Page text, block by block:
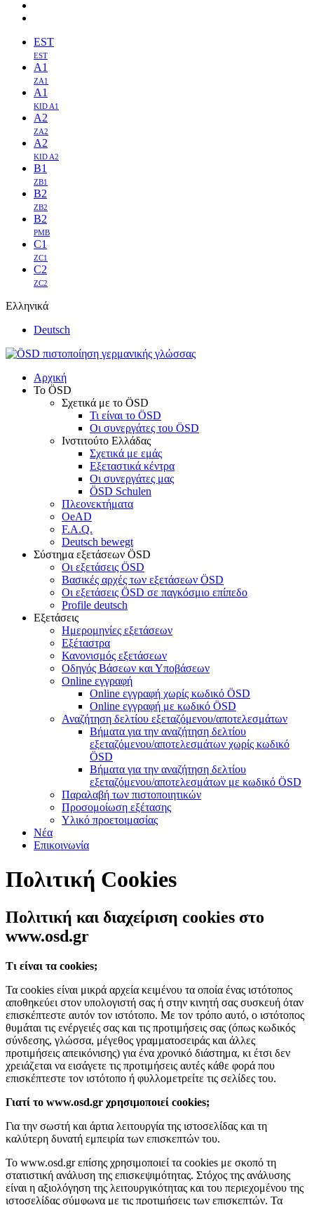
EST
EST
A1
ZA1
A1
KID A1
A2
ZA2
A2
KID A2
B1
ZB1
B2
ZB2
B2
PMB
C1
ZC1
C2
ZC2
Ελληνικά
Deutsch
Αρχική
Το ÖSD
Σχετικά με το ÖSD
Τι είναι το ÖSD
Οι συνεργάτες του ÖSD
Ινστιτούτο Ελλάδας
Σχετικά με εμάς
Εξεταστικά κέντρα
Οι συνεργάτες μας
ÖSD Schulen
Πλεονεκτήματα
OeAD
F.A.Q.
Deutsch bewegt
Σύστημα εξετάσεων ÖSD
Οι εξετάσεις ÖSD
Βασικές αρχές των εξετάσεων ÖSD
Οι εξετάσεις ÖSD σε παγκόσμιο επίπεδο
Profile deutsch
Εξετάσεις
Ημερομηνίες εξετάσεων
Εξέταστρα
Κανονισμός εξετάσεων
Οδηγός Βάσεων και Υποβάσεων
Online εγγραφή
Online εγγραφή χωρίς κωδικό ÖSD
Online εγγραφή με κωδικό ÖSD
Αναζήτηση δελτίου εξεταζόμενου/αποτελεσμάτων
Βήματα για την αναζήτηση δελτίου
εξεταζόμενου/αποτελεσμάτων χωρίς κωδικό
ÖSD
Βήματα για την αναζήτηση δελτίου
εξεταζόμενου/αποτελεσμάτων με κωδικό ÖSD
Παραλαβή των πιστοποιητικών
Προσομοίωση εξέτασης
Υλικό προετοιμασίας
Νέα
Επικοινωνία
Πολιτική Cookies
Πολιτική και διαχείριση cookies στο
www.osd.gr
Τι είναι τα cookies;
Τα cookies είναι μικρά αρχεία κειμένου τα οποία ένας ιστότοπος
αποθηκεύει στον υπολογιστή σας ή στην κινητή σας συσκευή όταν
επισκέπτεστε αυτόν τον ιστότοπο. Με τον τρόπο αυτό, ο ιστότοπος
θυμάται τις ενέργειές σας και τις προτιμήσεις σας (όπως κωδικός
σύνδεσης, γλώσσα, μέγεθος γραμματοσειράς και άλλες
προτιμήσεις απεικόνισης) για ένα χρονικό διάστημα, κι έτσι δεν
χρειάζεται να εισάγετε τις προτιμήσεις αυτές κάθε φορά που
επισκέπτεστε τον ιστότοπο ή φυλλομετρείτε τις σελίδες του.
Γιατί το www.osd.gr χρησιμοποιεί cookies;
Για την σωστή και άρτια λειτουργία της ιστοσελίδας και τη
καλύτερη δυνατή εμπειρία των επισκεπτών του.
Το www.osd.gr επίσης χρησιμοποιεί τα cookies με σκοπό τη
στατιστική ανάλυση της επισκεψιμότητας. Στόχος της ανάλυσης
είναι η αξιολόγηση της λειτουργικότητας και του περιεχομένου της
ιστοσελίδας σύμφωνα με τις προτιμήσεις των επισκεπτών. Τα